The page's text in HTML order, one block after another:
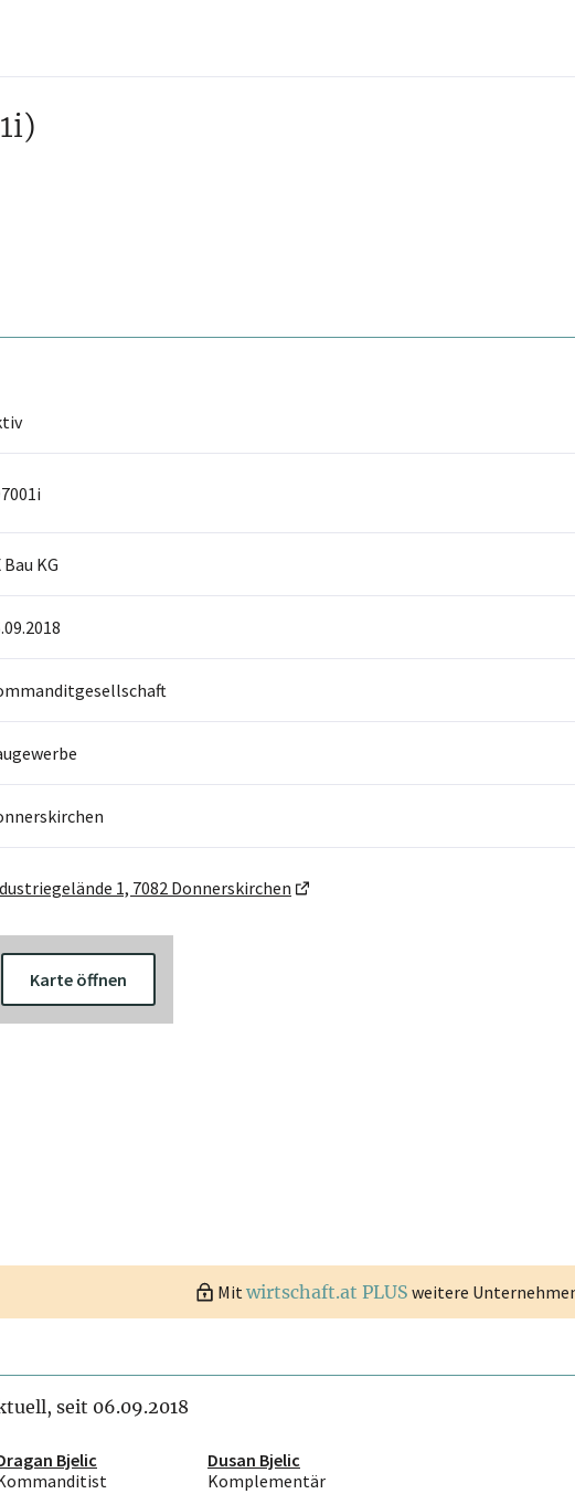
Bau KG
1, 7082 Donnerskirchen
Karte öffnen
Mitwirtschaft.at PLUS weitere
seit 06.09.2018
Bjelic
Dusan Bjelic
Komplementär